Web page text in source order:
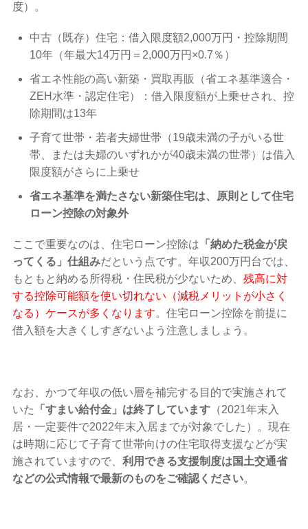
度）。
中古（既存）住宅：借入限度額2,000万円・控除期間
10年（年最大14万円＝2,000万円×0.7％）
省エネ性能の高い新築・買取再販（省エネ基準適合・
ZEH水準・認定住宅）：借入限度額が上乗せされ、控
除期間は13年
子育て世帯・若者夫婦世帯（19歳未満の子がいる世
帯、または夫婦のいずれかが40歳未満の世帯）は借入
限度額がさらに上乗せ
省エネ基準を満たさない新築住宅は、原則として住宅
ローン控除の対象外
ここで重要なのは、住宅ローン控除は 「納めた税金が戻
ってくる」仕組みだという点です。年収200万円台では、
もともと納める所得税・住民税が少ないため、残高に対
する控除可能額を使い切れない（減税メリットが小さく
なる）ケースが多くなります。住宅ローン控除を前提に
借入額を大きくしすぎないよう注意しましょう。
なお、かつて年収の低い層を補完する目的で実施されて
いた
「すまい給付金」は終了しています （2021年末入
居・一定要件で2022年末入居までが対象でした）。現在
は時期に応じて子育て世帯向けの住宅取得支援などが実
施されていますので、利用できる支援制度は国土交通省
などの公式情報で最新のものをご確認ください。